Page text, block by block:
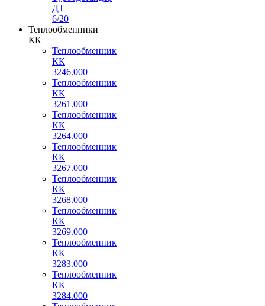
ДТ–
6/20
Теплообменники
КК
Теплообменник
КК
3246.000
Теплообменник
КК
3261.000
Теплообменник
КК
3264.000
Теплообменник
КК
3267.000
Теплообменник
КК
3268.000
Теплообменник
КК
3269.000
Теплообменник
КК
3283.000
Теплообменник
КК
3284.000